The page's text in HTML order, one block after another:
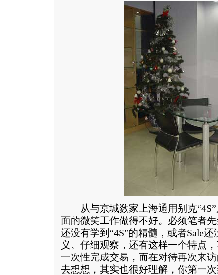
从与京城数家上海通用别克“4S”
面的微笑工作做得不好。必须笔者
还没有学到“4S”的精髓，或者Sale
义。仔细观察，还有这样一个特点
一次性完成交易，而在对待再次来
去想想，其实也很好理解，你第一